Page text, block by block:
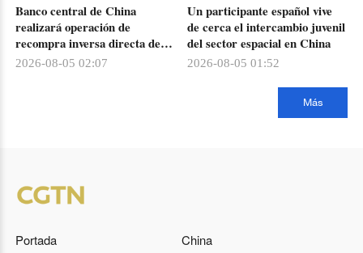
Banco central de China
realizará operación de
recompra inversa directa de
73.600 millones de dólares
2026-08-05 02:07
Un participante español vive
de cerca el intercambio juvenil
del sector espacial en China
2026-08-05 01:52
Más
Portada China